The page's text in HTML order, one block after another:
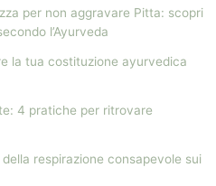
per non aggravare Pitta: scopri
l’Ayurveda
la tua costituzione ayurvedica
4 pratiche per ritrovare
respirazione consapevole sui